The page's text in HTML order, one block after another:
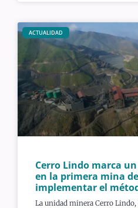
ACTUALIDAD
Cerro Lindo marca
en la primera mina
implementar el
La unidad minera Cerro Lindo,